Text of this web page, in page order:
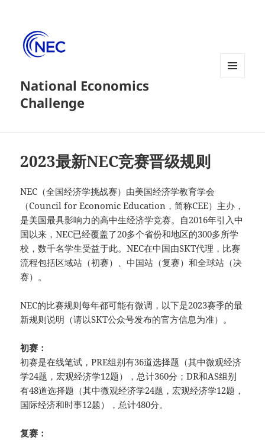
National Economics
Challenge
2023最新NEC竞赛晋级规则
NEC（全国经济学挑战赛）由美国经济学教育学会
（Council for Economic Education，简称CEE）主办，
是美国最具影响力的高中生经济学竞赛。自2016年引入中
国以来，NEC已经覆盖了20多个省份和地区的300多所学
校，数千名学生受益于此。NEC在中国由SKT代理，比赛
流程包括区域站（初赛）、中国站（复赛）和全球站（决
赛）。
NEC的比赛规则每年都可能有微调，以下是2023赛季的最
新规则说明（请以SKT公众号发布的官方信息为准）。
初赛：
初赛是在线笔试，PRE组别有36道选择题（其中微观经济
学24题，宏观经济学12题），总计360分；DR和AS组别
有48道选择题（其中微观经济学24题，宏观经济学12题，
国际经济和时事12题），总计480分。
复赛：